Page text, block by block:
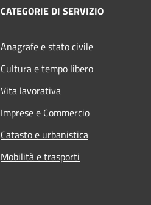
CATEGORIE DI SERVIZIO
Anagrafe e stato civile
Cultura e tempo libero
Vita lavorativa
Imprese e Commercio
Catasto e urbanistica
Mobilità e trasporti